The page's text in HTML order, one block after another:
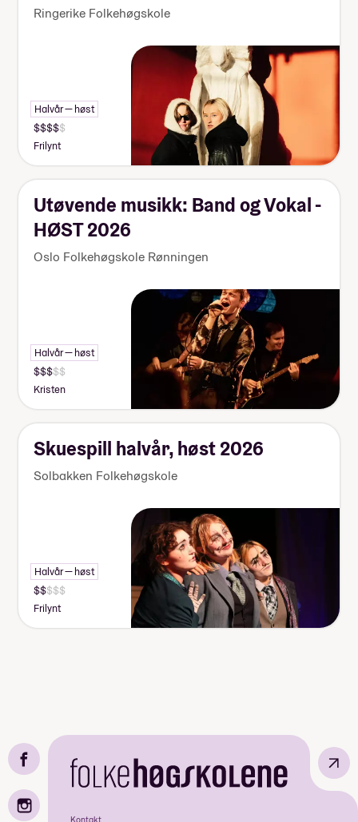
Ringerike Folkehøgskole
Halvår — høst
Frilynt
Utøvende musikk: Band og Vokal -
HØST 2026
Oslo Folkehøgskole Rønningen
Halvår — høst
Kristen
Skuespill halvår, høst 2026
Solbakken Folkehøgskole
Halvår — høst
Frilynt
↗